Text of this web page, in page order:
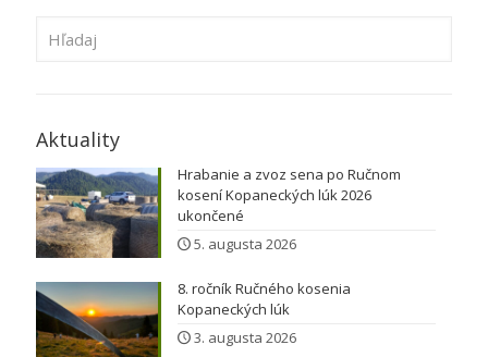
Aktuality
Hrabanie a zvoz sena po Ručnom
kosení Kopaneckých lúk 2026
ukončené
5. augusta 2026
8. ročník Ručného kosenia
Kopaneckých lúk
3. augusta 2026